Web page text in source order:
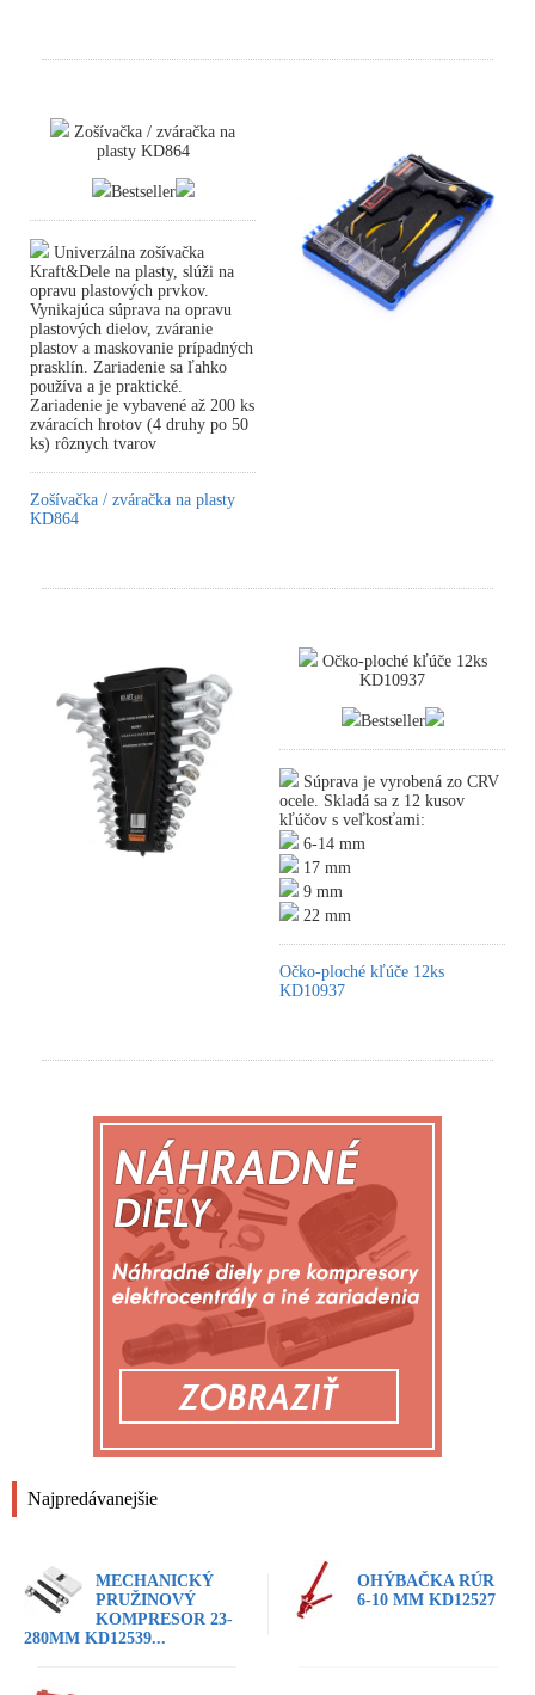
Najpredávanejšie
MECHANICKÝ
PRUŽINOVÝ
KOMPRESOR 23-
280MM KD12539...
OHÝBAČKA RÚR
6-10 MM KD12527
Zošívačka / zváračka na
plasty KD864
Bestseller
Univerzálna zošívačka
Kraft&Dele na plasty, slúži na
opravu plastových prvkov.
Vynikajúca súprava na opravu
plastových dielov, zváranie
plastov a maskovanie prípadných
prasklín. Zariadenie sa ľahko
používa a je praktické.
Zariadenie je vybavené až 200 ks
zváracích hrotov (4 druhy po 50
ks) rôznych tvarov
Zošívačka / zváračka na plasty
KD864
Očko-ploché kľúče 12ks
KD10937
Bestseller
Súprava je vyrobená zo CRV
ocele. Skladá sa z 12 kusov
kľúčov s veľkosťami:
6-14 mm
17 mm
9 mm
22 mm
Očko-ploché kľúče 12ks
KD10937